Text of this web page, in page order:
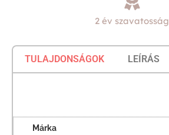
2 év szavatosság
TULAJDONSÁGOK LEÍRÁS
Márka